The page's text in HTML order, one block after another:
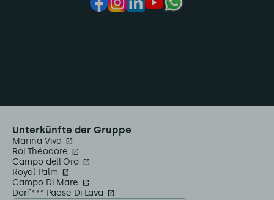
Unterkünfte der Gruppe
Marina Viva
Roi Théodore
Campo dell'Oro
Royal Palm
Campo Di Mare
Dorf*** Paese Di Lava